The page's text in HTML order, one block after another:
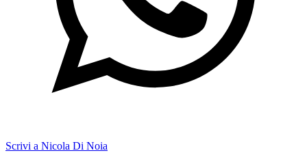
Scrivi a Nicola Di Noia